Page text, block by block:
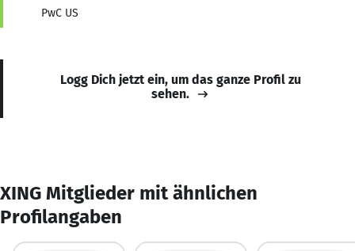
PwC US
Logg Dich jetzt ein, um das ganze Profil zu
sehen.
XING Mitglieder mit ähnlichen
Profilangaben